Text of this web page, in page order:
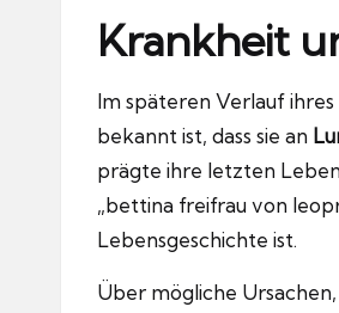
Krankheit
Im späteren Verlauf
bekannt ist, dass sie an
prägte ihre letzten
„bettina freifrau von
Lebensgeschichte ist.
Über mögliche